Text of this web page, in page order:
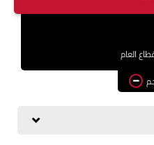
العام